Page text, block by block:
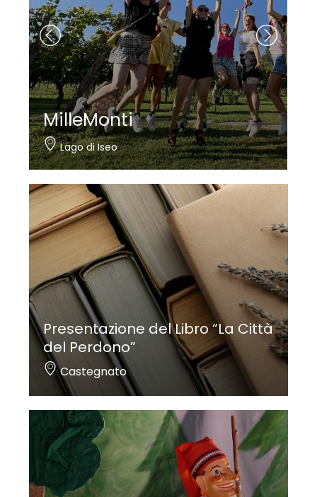
MilleMonti
Lago di Iseo
Presentazione del Libro “La Città
del Perdono”
Castegnato